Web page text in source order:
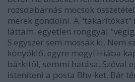
rozsdabarnás mocsok
merek gondolni. A "takarítókat"
láttam: egyetlen ronggyal
S egyszer sem mossák ki. Nem
könyöklő, egyre megy! Hiába
bárkitől, semmi hatása. Szóval
isteníteni a posta Bhv-ket. Bár